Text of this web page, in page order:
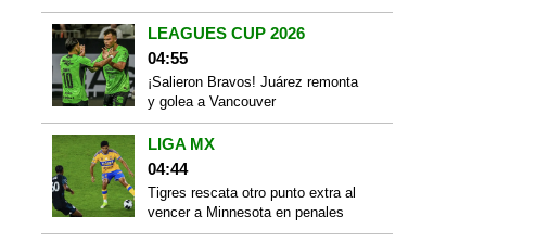
LEAGUES CUP 2026
04:55
¡Salieron Bravos! Juárez remonta
y golea a Vancouver
LIGA MX
04:44
Tigres rescata otro punto extra al
vencer a Minnesota en penales